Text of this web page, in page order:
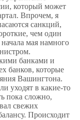
который может
Впрочем, я
санкций,
чем один
мая намного
банками и
банков, которые
Вашингтона.
уходят в какие-то
пока сложно,
свежих
Происходит